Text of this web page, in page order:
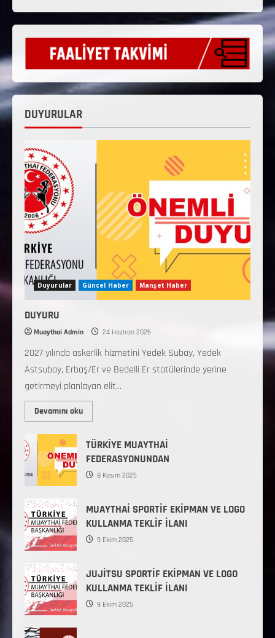
DUYURULAR
Duyurular Güncel Haber Manşet Haber
DUYURU
Muaythai Admin 24 Haziran 2026
2027 yılında askerlik hizmetini Yedek Subay, Yedek
Astsubay, Erbaş/Er ve Bedelli Er statülerinde yerine
getirmeyi planlayan elit...
Devamını oku
TÜRKİYE MUAYTHAİ
FEDERASYONUNDAN
8 Kasım 2025
MUAYTHAİ SPORTİF EKİPMAN VE LOGO
KULLANMA TEKLİF İLANI
9 Ekim 2025
JUJİTSU SPORTİF EKİPMAN VE LOGO
KULLANMA TEKLİF İLANI
9 Ekim 2025